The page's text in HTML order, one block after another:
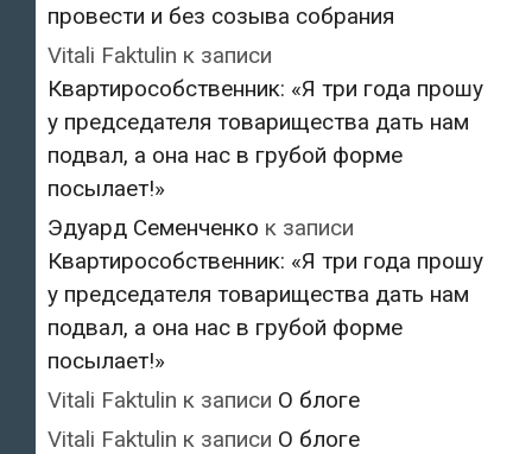
провести и без созыва собрания
Vitali Faktulin к записи
Квартирособственник: «Я три года прошу
у председателя товарищества дать нам
подвал, а она нас в грубой форме
посылает!»
Эдуард Семенченко к записи
Квартирособственник: «Я три года прошу
у председателя товарищества дать нам
подвал, а она нас в грубой форме
посылает!»
Vitali Faktulin к записи О блоге
Vitali Faktulin к записи О блоге